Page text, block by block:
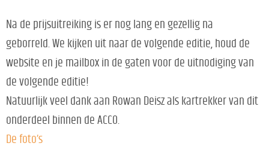
Na de prijsuitreiking is er nog lang en gezellig na
geborreld. We kijken uit naar de volgende editie, houd de
website en je mailbox in de gaten voor de uitnodiging van
de volgende editie!
Natuurlijk veel dank aan Rowan Deisz als kartrekker van dit
onderdeel binnen de ACCO.
De foto’s